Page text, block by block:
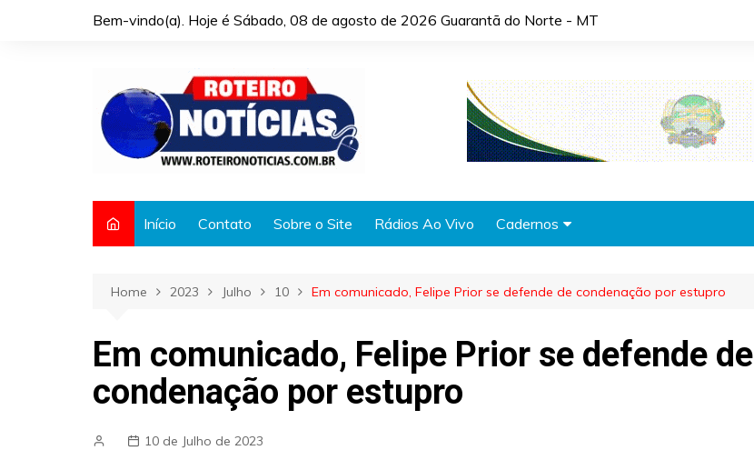
Bem-vindo(a). Hoje é Sábado, 08 de agosto de 2026 Guarantã do Norte - MT
Início Contato Sobre o Site Rádios Ao Vivo Cadernos
Automóveis
Cidades
Home 2023 Julho 10 Em comunicado, Felipe Prior se defende de condenação por estupro
Em comunicado, Felipe Prior se defende de
condenação por estupro
10 de Julho de 2023